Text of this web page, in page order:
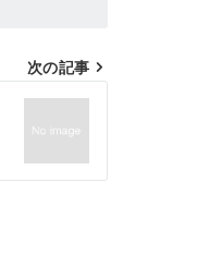
次の記事